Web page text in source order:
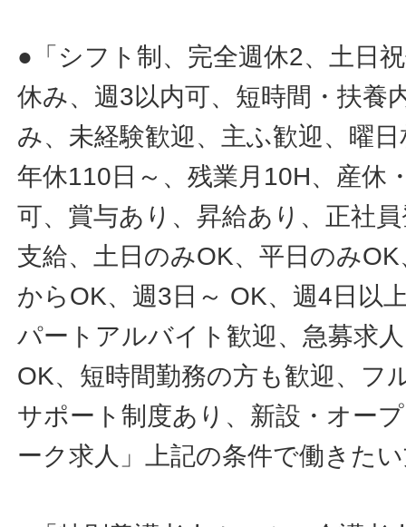
●「シフト制、完全週休2、土日
休み、週3以内可、短時間・扶養
み、未経験歓迎、主ふ歓迎、曜
年休110日～、残業月10H、産休
可、賞与あり、昇給あり、正社
支給、土日のみOK、平日のみ
からOK、週3日～ OK、週4日以
パートアルバイト歓迎、急募求
OK、短時間勤務の方も歓迎、フ
サポート制度あり、新設・オー
ーク求人」上記の条件で働きた